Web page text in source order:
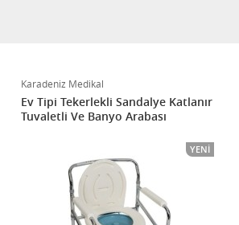
Karadeniz Medikal
Ev Tipi Tekerlekli Sandalye Katlanır
Tuvaletli Ve Banyo Arabası
YENI